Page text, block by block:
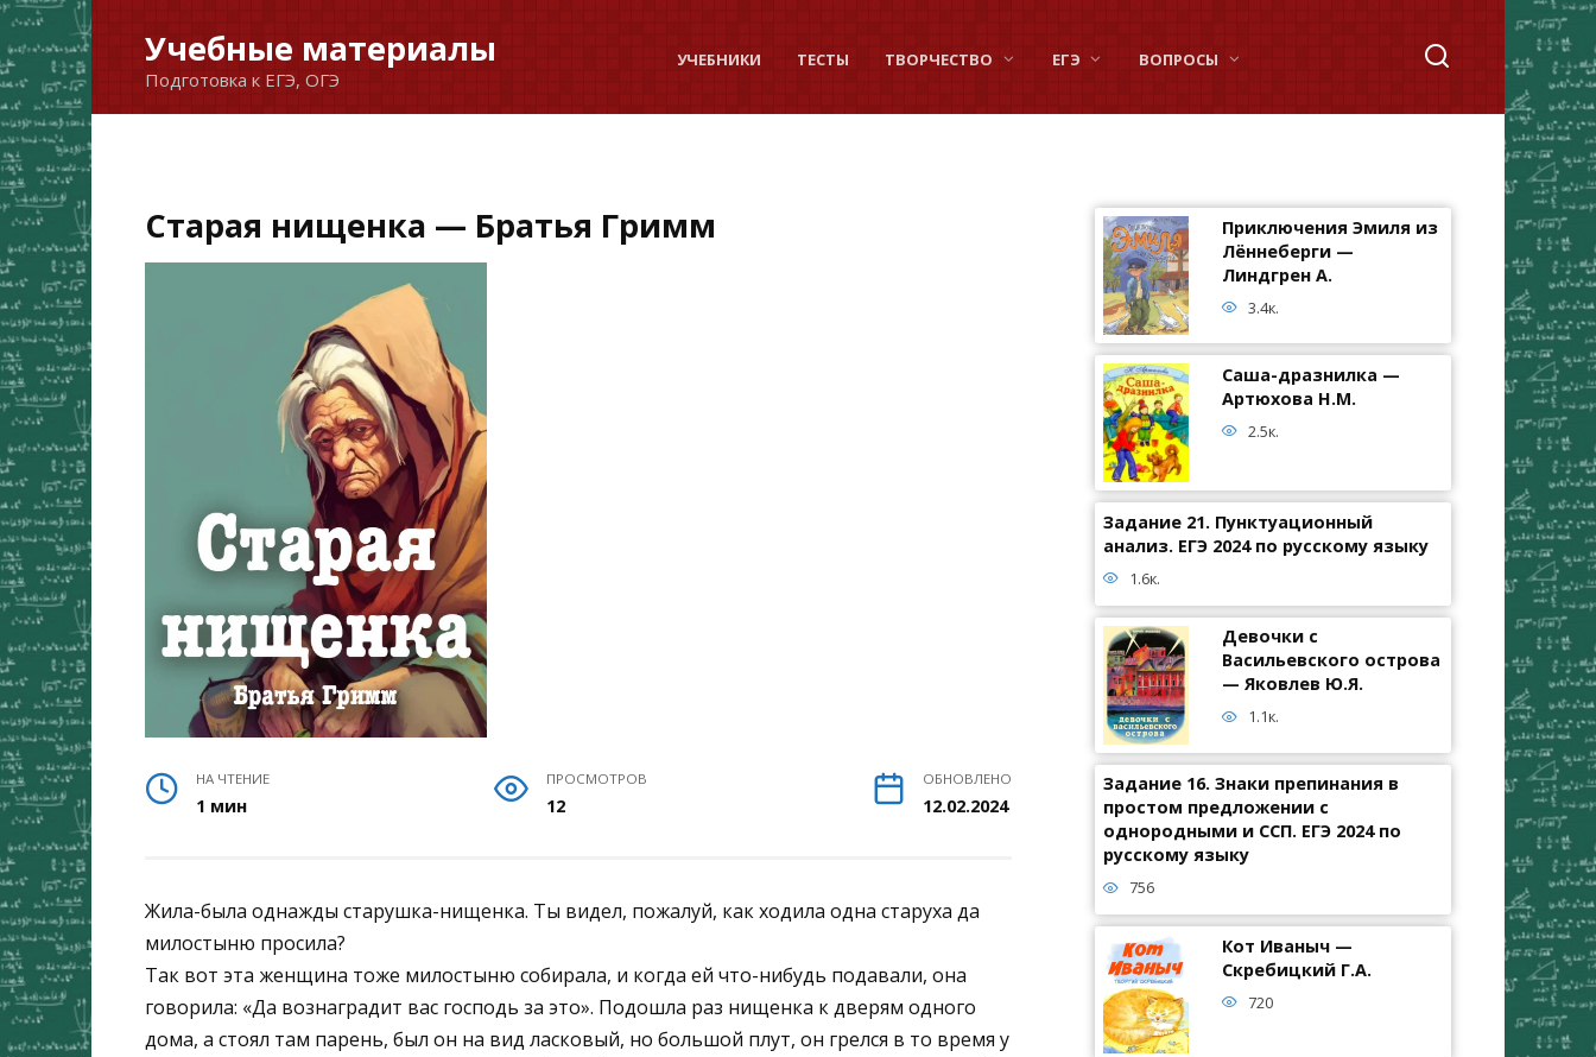
Перейти
к
содержанию
Учебные материалы
Подготовка к ЕГЭ, ОГЭ
УЧЕБНИКИ ТЕСТЫ ТВОРЧЕСТВО ЕГЭ ВОПРОСЫ
Старая нищенка — Братья Гримм
НА ЧТЕНИЕ
1 мин
ПРОСМОТРОВ
12
ОБНОВЛЕНО
12.02.2024
Жила-была однажды старушка-нищенка. Ты видел, пожалуй, как ходила одна старуха да
милостыню просила?
Так вот эта женщина тоже милостыню собирала, и когда ей что-нибудь подавали, она
говорила: «Да вознаградит вас господь за это». Подошла раз нищенка к дверям одного
дома, а стоял там парень, был он на вид ласковый, но большой плут, он грелся в то время у
Приключения Эмиля из
Лённеберги —
Линдгрен А.
3.4к.
Саша-дразнилка —
Артюхова Н.М.
2.5к.
Задание 21. Пунктуационный
анализ. ЕГЭ 2024 по русскому языку
1.6к.
Девочки с
Васильевского острова
— Яковлев Ю.Я.
1.1к.
Задание 16. Знаки препинания в
простом предложении с
однородными и ССП. ЕГЭ 2024 по
русскому языку
756
Кот Иваныч —
Скребицкий Г.А.
720